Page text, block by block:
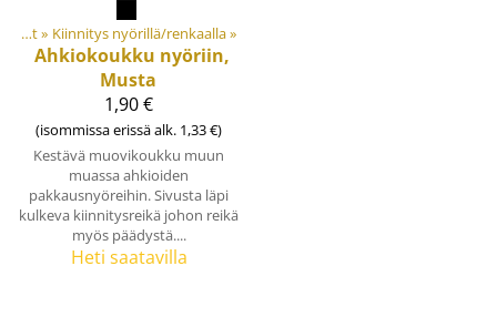
Koukut ja sulkurenkaat‪» Kiinnitys nyörillä/renkaalla‪»
Ahkiokoukku nyöriin,
Musta
1,90 €
(isommissa erissä alk. 1,33 €)
Kestävä muovikoukku muun
muassa ahkioiden
pakkausnyöreihin. Sivusta läpi
kulkeva kiinnitysreikä johon reikä
myös päädystä....
Heti saatavilla